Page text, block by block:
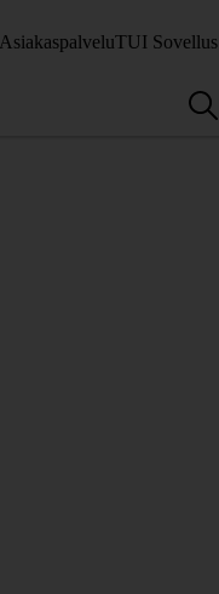
AsiakaspalveluTUI Sovellus